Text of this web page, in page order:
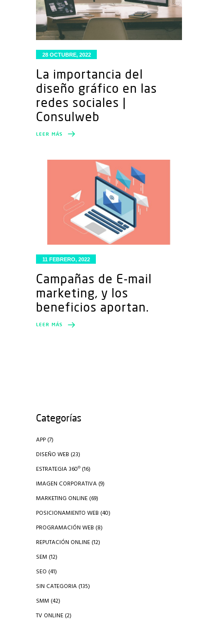
28 OCTUBRE, 2022
La importancia del
diseño gráfico en las
redes sociales |
Consulweb
LEER MÁS
11 FEBRERO, 2022
Campañas de E-mail
marketing, y los
beneficios aportan.
LEER MÁS
Categorías
APP (7)
DISEÑO WEB (23)
ESTRATEGIA 360º (16)
IMAGEN CORPORATIVA (9)
MARKETING ONLINE (69)
POSICIONAMIENTO WEB (40)
PROGRAMACIÓN WEB (8)
REPUTACIÓN ONLINE (12)
SEM (12)
SEO (41)
SIN CATEGORIA (135)
SMM (42)
TV ONLINE (2)